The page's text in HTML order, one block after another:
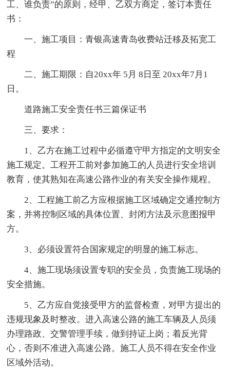
工、谁负责”的原则，经甲、乙双方商定，签订本责任
书：
一、施工项目：青银高速青岛收费站迁移及拓宽工
程
二、施工期限：自20xx年 5月 8日至 20xx年7月1
日。
道路施工安全责任书三篇保证书
三、要求：
1、乙方在施工过程中必循遵守甲方指定的文明安全
施工规定。工程开工前对参加施工的人员进行安全培训
教育，使其熟知在高速公路作业的有关安全操作规程。
2、工程施工前乙方应根据施工区域确定交通控制方
案，并将控制区域的具体位置、封闭方法及示意图报甲
方。
3、必须设置符合国家规定的明显的施工标志。
4、施工现场须设置专职的安全员，负责施工现场的
安全措施。
5、乙方应自觉接受甲方的监督检查，对甲方提出的
违规现象及时整改。进入高速公路的施工车辆及人员须
办理路政、交警管理手续，做到持证上岗；着反光背
心，否则不准进入高速公路。施工人员不得在安全作业
区域外活动。